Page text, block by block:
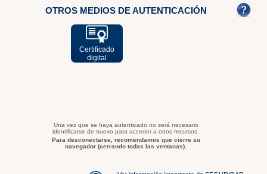
OTROS MEDIOS DE AUTENTICACIÓN
Certificado
digital
Una vez que se haya autenticado no será necesario
identificarse de nuevo para acceder a otros recursos.
Para desconectarse, recomendamos que cierre su
navegador (cerrando todas las ventanas).